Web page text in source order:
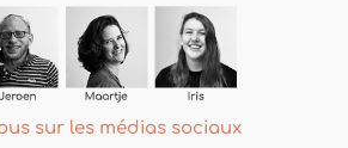
sur les médias sociaux